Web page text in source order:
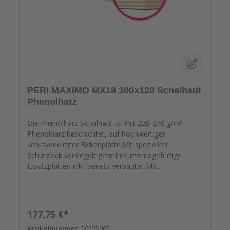
PERI MAXIMO MX18 300x120 Schalhaut
Phenolharz
Die Phenolharz-Schalhaut ist mit 220-240 g/m²
Phenolharz beschichtet, auf hochwertiger
kreuzverleimter Birkenplatte.Mit speziellem
Schutzlack versiegelt geht Ihre montagefertige
Ersatzplatten inkl. bereits verbauter MX
Sanieren gleich mit. - Von der Dichtfugenmasse,
Nieten, Schrauben, Kunststoffeinsätzen bis zu
Regulärer Preis:
177,75 €*